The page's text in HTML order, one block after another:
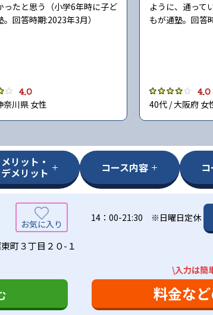
ったと思う（小学6年時に子ど
。回答時期:2023年3月）
4.0
奈川県 女性
ように、通って
もが通塾。回答
4.0
40代 / 大阪府 女
メリット・
デメリット コース内容
14：00-21:30 ※日曜日定休
町３丁目２０-１
\入力は簡
料金な